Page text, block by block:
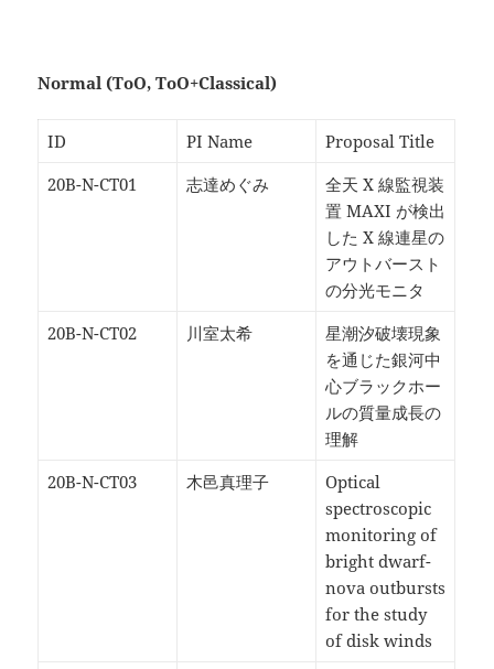
Normal (ToO, ToO+Classical)
ID PI Name
Proposal Title
20B-N-CT01
志達めぐみ
全天 X 線監視装
置 MAXI が検出
した X 線連星の
アウトバースト
の分光モニタ
20B-N-CT02
川室太希
星潮汐破壊現象
を通じた銀河中
心ブラックホー
ルの質量成長の
理解
20B-N-CT03
木邑真理子
Optical
spectroscopic
monitoring of
bright dwarf-
nova outbursts
for the study
of disk winds